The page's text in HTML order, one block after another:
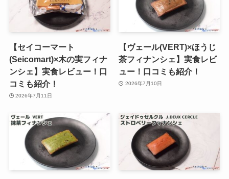
【セイコーマート
(Seicomart)×木の実フィナ
ンシェ】実食レビュー！口
コミも紹介！
2026年7月11日
【ヴェール(VERT)×ほうじ
茶フィナンシェ】実食レビ
ュー！口コミも紹介！
2026年7月10日